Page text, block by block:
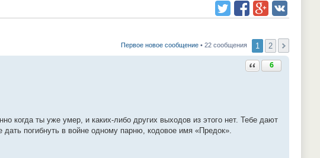
Первое новое сообщение • 22 сообщения 1 2
Ответить с цитатой
6
когда ты уже умер, и каких-либо других выходов из этого нет. Тебе дают
погибнуть в войне одному парню, кодовое имя «Предок».